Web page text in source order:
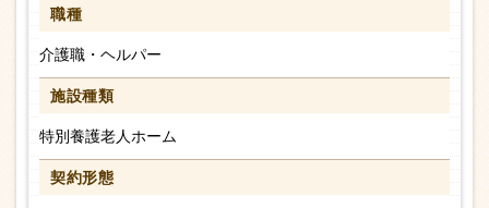
職種
介護職・ヘルパー
施設種類
特別養護老人ホーム
契約形態